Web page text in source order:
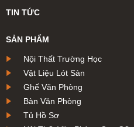
TIN TỨC
SẢN PHẨM
Nội Thất Trường Học
Vật Liệu Lót Sàn
Ghế Văn Phòng
Bàn Văn Phòng
Tủ Hồ Sơ